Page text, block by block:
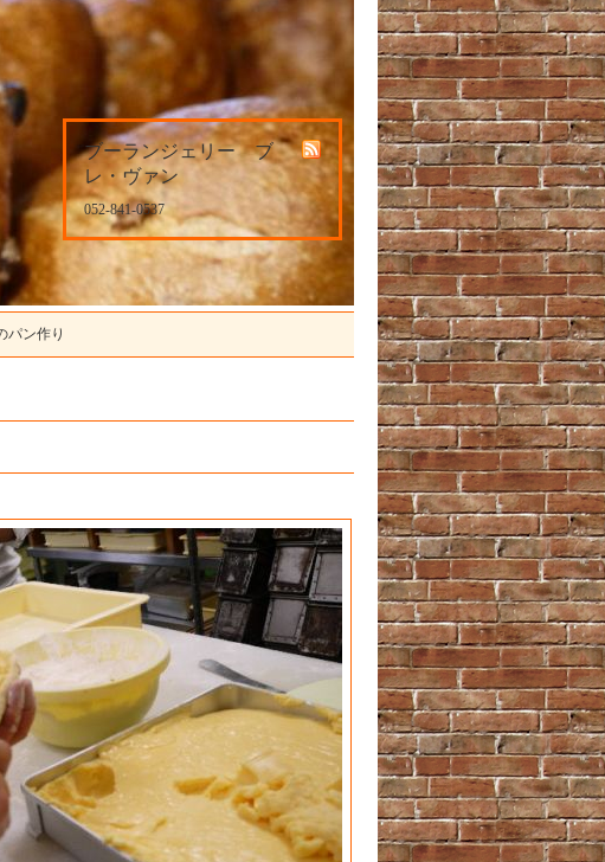
ブーランジェリー ブ
レ・ヴァン
052-841-0537
パン作り